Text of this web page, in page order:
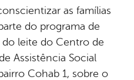
as famílias
do programa de
leite do Centro de
Assistência Social
Cohab 1, sobre o